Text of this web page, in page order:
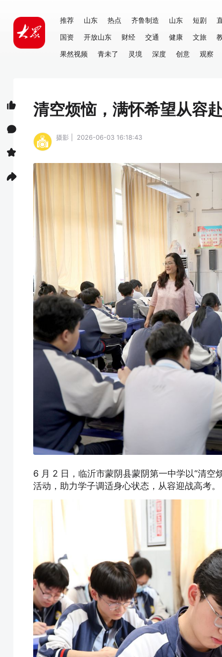
推荐 山东 热点 齐鲁制造 山东 短剧
国资
开放山东 财经 交通 健康 文旅
果然视频
青未了 灵境 深度 创意 观察
清空烦恼，满怀希望从容
摄影 | 2026-06-03 16:18:43
6 月 2 日，临沂市蒙阴县蒙阴第一中学以“清空
活动，助力学子调适身心状态，从容迎战高考